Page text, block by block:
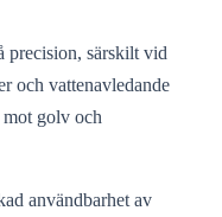
precision, särskilt vid
och vattenavledande
mot golv och
användbarhet av